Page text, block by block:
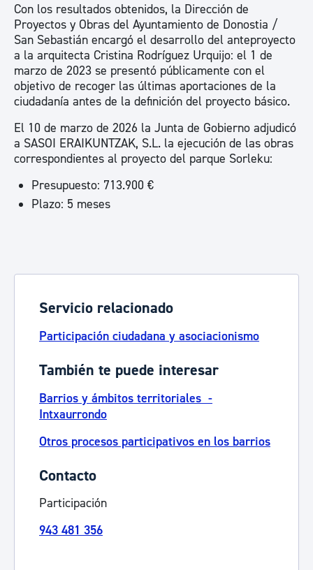
Con los resultados obtenidos, la Dirección de
Proyectos y Obras del Ayuntamiento de Donostia /
San Sebastián encargó el desarrollo del anteproyecto
a la arquitecta Cristina Rodríguez Urquijo: el 1 de
marzo de 2023 se presentó públicamente con el
objetivo de recoger las últimas aportaciones de la
ciudadanía antes de la definición del proyecto básico.
El 10 de marzo de 2026 la Junta de Gobierno adjudicó
a SASOI ERAIKUNTZAK, S.L. la ejecución de las obras
correspondientes al proyecto del parque Sorleku:
Presupuesto: 713.900 €
Plazo: 5 meses
Servicio relacionado
Participación ciudadana y asociacionismo
También te puede interesar
Barrios y ámbitos territoriales -
Intxaurrondo
Otros procesos participativos en los barrios
Contacto
Participación
943 481 356